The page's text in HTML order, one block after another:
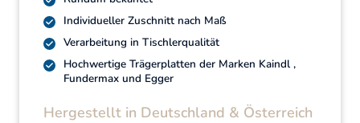
Individueller Zuschnitt nach Maß
Verarbeitung in Tischlerqualität
Hochwertige Trägerplatten der Marken Kaindl ,
Fundermax und Egger
Hergestellt in Deutschland & Österreich